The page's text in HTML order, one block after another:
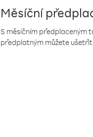
Měsíční
S měsíčním předplaceným
předplatným můžete ušetřit